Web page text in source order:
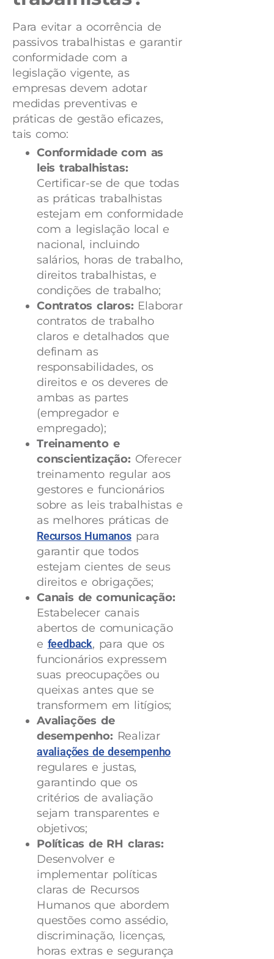
Para evitar a ocorrência de
passivos trabalhistas e garantir
conformidade com a
legislação vigente, as
empresas devem adotar
medidas preventivas e
práticas de gestão eficazes,
tais como:
Conformidade com as
leis trabalhistas:
Certificar-se de que todas
as práticas trabalhistas
estejam em conformidade
com a legislação local e
nacional, incluindo
salários, horas de trabalho,
direitos trabalhistas, e
condições de trabalho;
Contratos claros: Elaborar
contratos de trabalho
claros e detalhados que
definam as
responsabilidades, os
direitos e os deveres de
ambas as partes
(empregador e
empregado);
Treinamento e
conscientização: Oferecer
treinamento regular aos
gestores e funcionários
sobre as leis trabalhistas e
as melhores práticas de
Recursos Humanospara
garantir que todos
estejam cientes de seus
direitos e obrigações;
Canais de comunicação:
Estabelecer canais
abertos de comunicação
e feedback, para que os
funcionários expressem
suas preocupações ou
queixas antes que se
transformem em litígios;
Avaliações de
desempenho: Realizar
avaliações de desempenho
regulares e justas,
garantindo que os
critérios de avaliação
sejam transparentes e
objetivos;
Políticas de RH claras:
Desenvolver e
implementar políticas
claras de Recursos
Humanos que abordem
questões como assédio,
discriminação, licenças,
horas extras e segurança